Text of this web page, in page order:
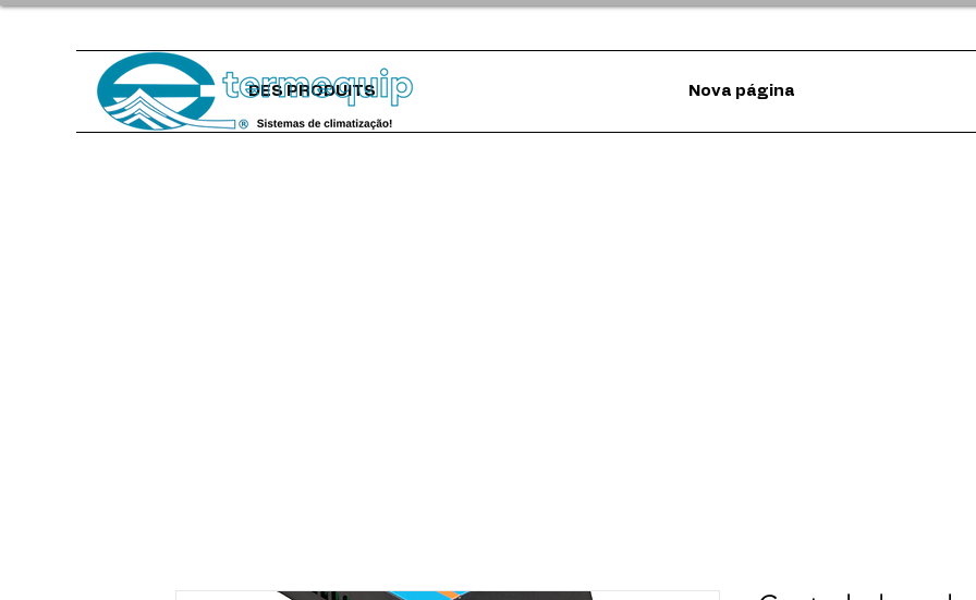
DES PRODUITS Nova página